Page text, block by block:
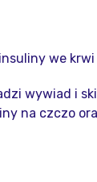
we
wywiad i
na czczo